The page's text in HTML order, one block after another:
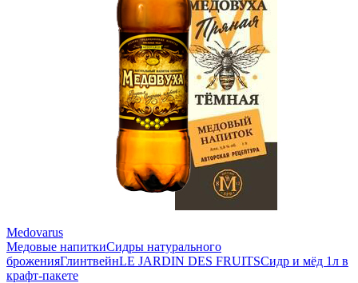
Medovarus
Медовые напиткиСидры натурального
броженияГлинтвейнLE JARDIN DES FRUITSСидр и мёд 1л в
крафт-пакете